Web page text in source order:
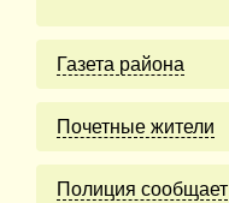
Газета района
Почетные жители
Полиция сообщает